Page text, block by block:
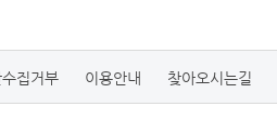
집거부 이용안내 찾아오시는길